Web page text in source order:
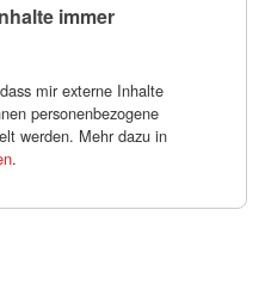
immer
mir externe Inhalte
personenbezogene
werden. Mehr dazu in
.